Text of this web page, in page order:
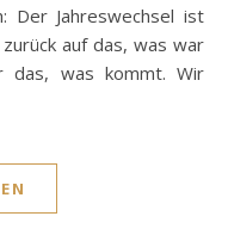
Der Jahreswechsel ist
auf das, was war
das, was kommt. Wir